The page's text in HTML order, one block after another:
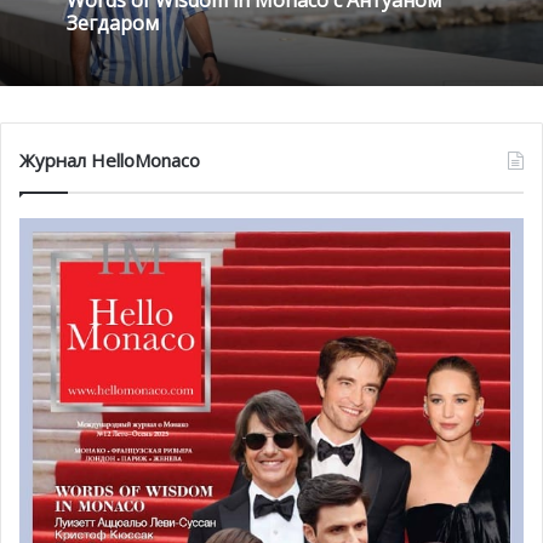
Зегдаром
Журнал HelloMonaco